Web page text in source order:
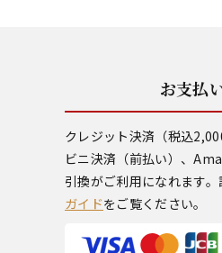
お支払
クレジット決済（税込
ビニ決済（前払い）、
引換がご利用になれます
ガイドをご覧ください。